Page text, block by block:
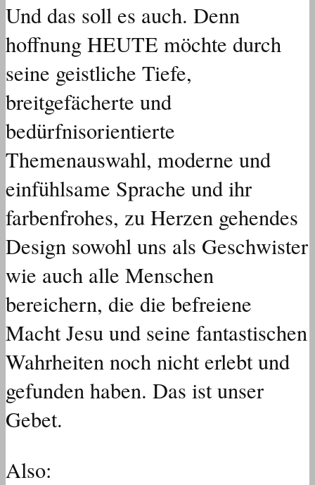
Und das soll es auch. Denn
hoffnung HEUTE möchte durch
seine geistliche Tiefe,
breitgefächerte und
bedürfnisorientierte
Themenauswahl, moderne und
einfühlsame Sprache und ihr
farbenfrohes, zu Herzen gehendes
Design sowohl uns als Geschwister
wie auch alle Menschen
bereichern, die die befreiene
Macht Jesu und seine fantastischen
Wahrheiten noch nicht erlebt und
gefunden haben. Das ist unser
Gebet.
Also: